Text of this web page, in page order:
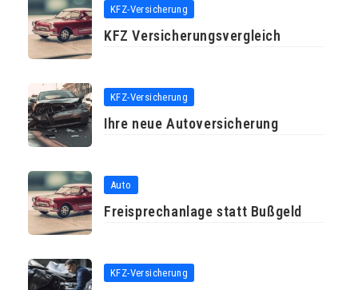
KFZ-Versicherung
KFZ Versicherungsvergleich
KFZ-Versicherung
Ihre neue Autoversicherung
Auto
Freisprechanlage statt Bußgeld
KFZ-Versicherung